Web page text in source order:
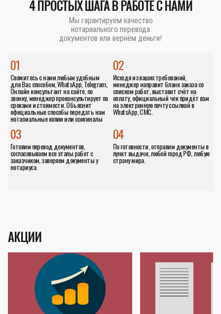
4 ПРОСТЫХ ШАГА В РАБОТЕ С НАМИ
Мы гарантируем качество
нотариального перевода
документов или вернём деньги!
01
Свяжитесь с нами любым удобным
для Вас способом, WhatsApp, Telegram,
Онлайн консультант на сайте, по
звонку, менеджер проконсультирует по
сроками и стоимости. Объяснит
официальные способы передать нам
нотариальные копии или оригиналы
02
Исходя из ваших требований,
менеджер направит бланк заказа со
списком работ, выставит счёт на
оплату, официальный чек придёт вам
на электронную почту ссылкой в
WhatsApp, СМС.
04
По готовности, отправим документы в
пункт выдачи, любой город РФ, любую
страну мира.
03
Готовим перевод документов,
согласовываем все этапы работ с
заказчиком, заверяем документы у
нотариуса.
АКЦИИ